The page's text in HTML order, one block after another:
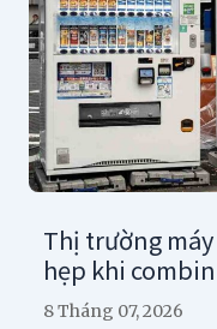
Thị trường
hẹp khi
8 Tháng 07, 2026